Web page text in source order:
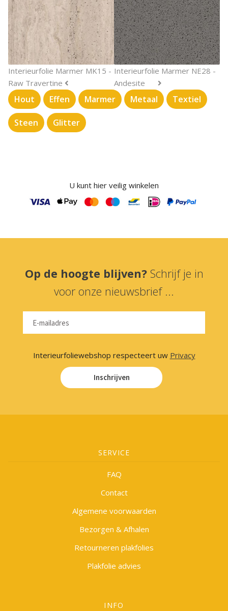
Interieurfolie Marmer MK15 -
Raw Travertine
Interieurfolie Marmer NE28 -
Andesite
Hout Effen Marmer Metaal Textiel
Steen Glitter
U kunt hier veilig winkelen
Op de hoogte blijven? Schrijf je in
voor onze nieuwsbrief ...
Interieurfoliewebshop respecteert uw Privacy
Inschrijven
SERVICE
FAQ
Contact
Algemene voorwaarden
Bezorgen & Afhalen
Retourneren plakfolies
Plakfolie advies
INFO